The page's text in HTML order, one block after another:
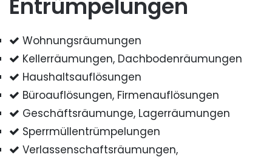
Entrümpelungen
Wohnungsräumungen
Kellerräumungen, Dachbodenräumungen
Haushaltsauflösungen
Büroauflösungen, Firmenauflösungen
Geschäftsräumunge, Lagerräumungen
Sperrmüllentrümpelungen
Verlassenschaftsräumungen,